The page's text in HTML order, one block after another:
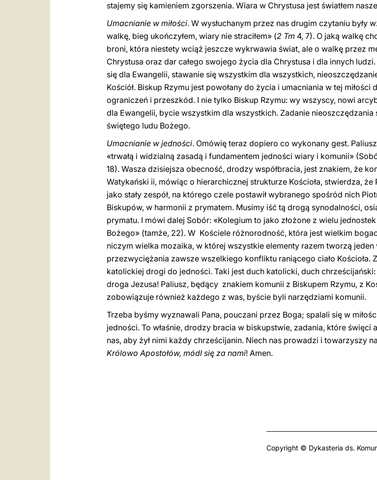
stajemy się kamieniem zgorszenia. Wiara w Chrystusa jest światłem
Umacnianie w miłości. W wysłuchanym przez nas drugim czytaniu były
walkę, bieg ukończyłem, wiary nie straciłem» (2 Tm 4, 7). O jaką walkę
broni, która niestety wciąż jeszcze wykrwawia świat, ale o walkę przez
Chrystusa oraz dar całego swojego życia dla Chrystusa i dla innych
się dla Ewangelii, stawanie się wszystkim dla wszystkich,
Kościół. Biskup Rzymu jest powołany do życia i umacniania w tej
ograniczeń i przeszkód. I nie tylko Biskup Rzymu: wy wszyscy, nowi
dla Ewangelii, bycie wszystkim dla wszystkich. Zadanie nieoszczędzania
świętego ludu Bożego.
Umacnianie w jedności. Omówię teraz dopiero co wykonany gest.
«trwałą i widzialną zasadą i fundamentem jedności wiary i komunii»
18). Wasza dzisiejsza obecność, drodzy współbracia, jest znakiem, że
Watykański ii, mówiąc o hierarchicznej strukturze Kościoła, stwierdza, że
jako stały zespół, na którego czele postawił wybranego spośród nich
Biskupów, w harmonii z prymatem. Musimy iść tą drogą synodalności,
prymatu. I mówi dalej Sobór: «Kolegium to jako złożone z wielu
Bożego» (tamże, 22). W Kościele różnorodność, która jest wielkim
niczym wielka mozaika, w której wszystkie elementy razem tworzą
przezwyciężania zawsze wszelkiego konfliktu raniącego ciało Kościoła.
katolickiej drogi do jedności. Taki jest duch katolicki, duch
droga Jezusa! Paliusz, będący znakiem komunii z Biskupem Rzymu, z
zobowiązuje również każdego z was, byście byli narzędziami komunii.
Trzeba byśmy wyznawali Pana, pouczani przez Boga; spalali się w
jedności. To właśnie, drodzy bracia w biskupstwie, zadania, które święci
nas, aby żył nimi każdy chrześcijanin. Niech nas prowadzi i towarzyszy
Królowo Apostołów, módl się za nami! Amen.
Copyright © Dykasteria ds.